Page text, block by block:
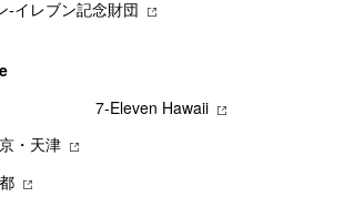
-イレブン記念財団
7‐Eleven Hawaii
・天津